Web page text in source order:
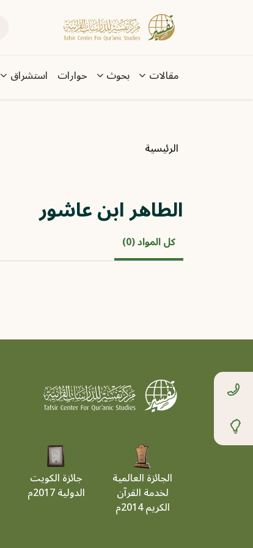
تجاوز إلى المحتوى الرئيسي
Main navigation
مقالات بحوث حوارات استشراق
مسار التنقل
الرئيسية
الطاهر ابن عاشور
كل المواد (0)
الجائزة العالمية
لخدمة القرآن
الكريم 2014م
جائزة الكويت
الدولية 2017م